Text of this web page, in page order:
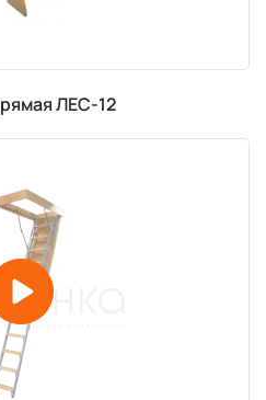
ЛЕС-12